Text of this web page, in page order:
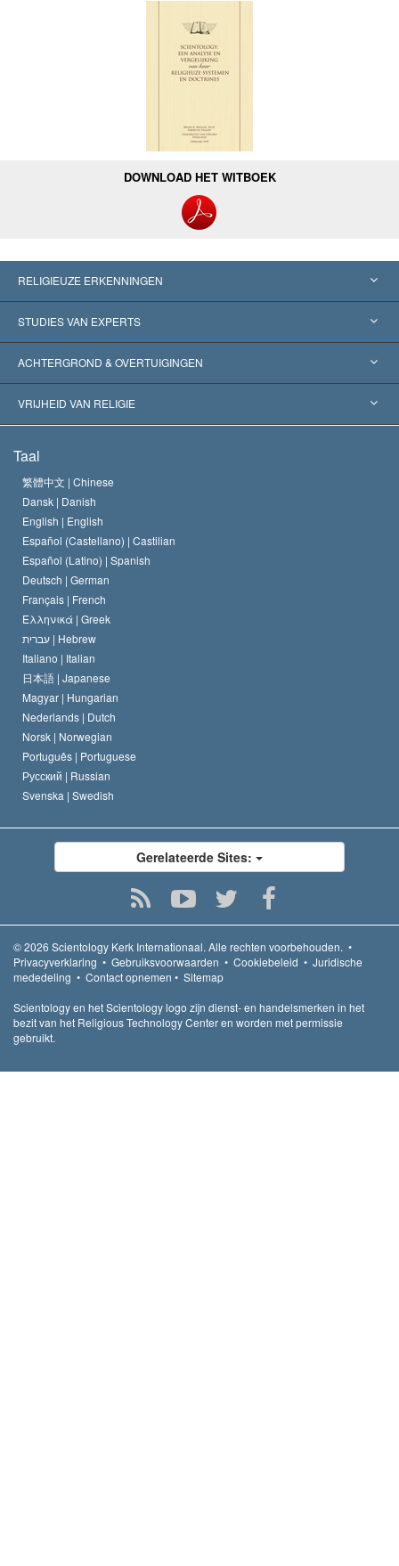
DOWNLOAD HET WITBOEK
RELIGIEUZE ERKENNINGEN
Verenigde Staten
Wereldwijde Erkenningen
Historische Beslissingen
STUDIES VAN EXPERTS
Expertises per Categorie
’s Werelds Meest Vooraanstaande Experts
ACHTERGROND & OVERTUIGINGEN
L. Ron Hubbard
Het Credo van de Scientology Kerk
De Code van een Scientoloog
David Miscavige
VRIJHEID VAN RELIGIE
Internationale Mensenrechten Standaards
Verklaring over Religie
Taal
繁體中文 | Chinese
Dansk | Danish
English | English
Español (Castellano) | Castilian
Español (Latino) | Spanish
Deutsch | German
Français | French
Ελληνικά | Greek
עברית | Hebrew
Italiano | Italian
日本語 | Japanese
Magyar | Hungarian
Nederlands | Dutch
Norsk | Norwegian
Português | Portuguese
Русский | Russian
Svenska | Swedish
Gerelateerde Sites:
© 2026 Scientology Kerk Internationaal. Alle rechten voorbehouden. •
Privacyverklaring • Gebruiksvoorwaarden • Cookiebeleid • Juridische
mededeling • Contact opnemen • Sitemap
Scientology en het Scientology logo zijn dienst- en handelsmerken in het
bezit van het Religious Technology Center en worden met permissie
gebruikt.